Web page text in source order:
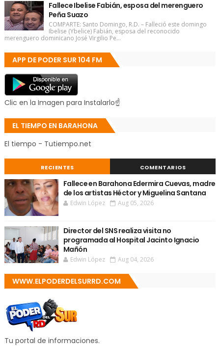
Fallece Ibelise Fabián, esposa del merenguero
Peña Suazo
COMPARTE: Santo Domingo, R.D. – Falleció este domingo
Ibelise (Ybelice) Fabián, esposa del reconocido
merenguero dominicano José Virgilio Pe...
APP DE PODER SUR 104 FM
Clic en la Imagen para Instalarlo☝
EL TIEMPO EN BARAHONA
El tiempo - Tutiempo.net
RECIENTES COMENTARIOS
Fallece en Barahona Edermira Cuevas, madre
de los artistas Héctor y Miguelina Santana
Edwin López Aug 05, 2026
Director del SNS realiza visita no
programada al Hospital Jacinto Ignacio
Mañón
Edwin López Aug 04, 2026
WWW.ELPODERDELSURRD.COM
Tu portal de informaciones.